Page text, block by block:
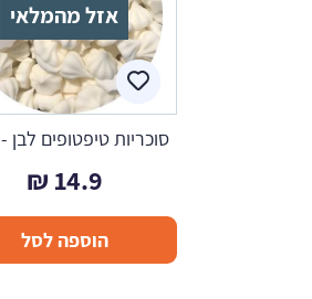
אזל מהמלאי
סוכריות טיפטופים לבן - 60 ג'
14.9
₪
הוספה לסל